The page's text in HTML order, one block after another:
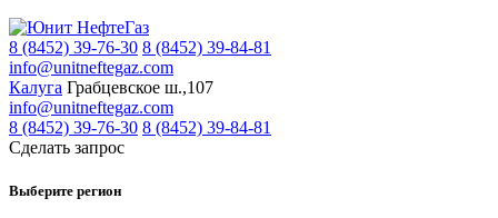
8 (8452) 39-76-30 8 (8452) 39-84-81
info@unitneftegaz.com
Калуга Грабцевское ш.,107
info@unitneftegaz.com
8 (8452) 39-76-30 8 (8452) 39-84-81
Сделать запрос
Выберите регион